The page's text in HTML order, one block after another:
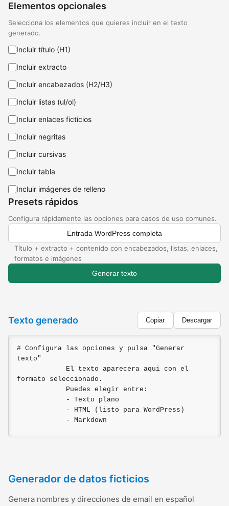
Elementos opcionales
Selecciona los elementos que quieres incluir en el texto
generado.
Incluir título (H1)
Incluir extracto
Incluir encabezados (H2/H3)
Incluir listas (ul/ol)
Incluir enlaces ficticios
Incluir negritas
Incluir cursivas
Incluir tabla
Incluir imágenes de relleno
Presets rápidos
Configura rápidamente las opciones para casos de uso comunes.
Entrada WordPress completa
Título + extracto + contenido con encabezados, listas, enlaces,
formatos e imágenes
Generar texto
Texto generado Copiar Descargar
# Configura las opciones y pulsa "Generar
texto"
formato seleccionado.
            - Markdown
Generador de datos ficticios
Genera nombres y direcciones de email en español